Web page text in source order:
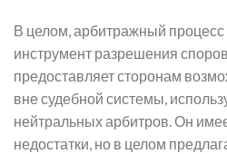
В целом, арбитражный
инструмент разрешения
предоставляет сторонам
вне судебной системы,
нейтральных арбитров. Он
недостатки, но в целом